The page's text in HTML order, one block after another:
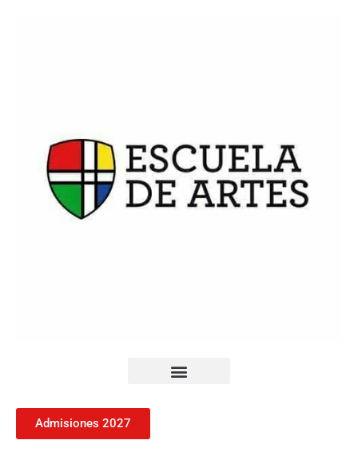
Admisiones 2027